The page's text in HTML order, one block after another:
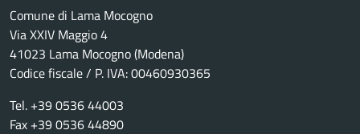
Comune di Lama Mocogno
Via XXIV Maggio 4
41023 Lama Mocogno (Modena)
Codice fiscale / P. IVA: 00460930365
Tel. +39 0536 44003
Fax +39 0536 44890